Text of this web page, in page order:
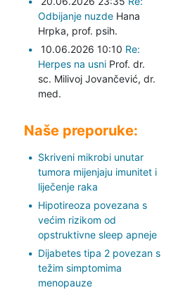
Odbijanje nuzde Hana
Hrpka, prof. psih.
10.06.2026 10:10 Re:
Herpes na usni Prof. dr.
sc. Milivoj Jovančević, dr.
med.
Naše preporuke:
Skriveni mikrobi unutar
tumora mijenjaju imunitet i
liječenje raka
Hipotireoza povezana s
većim rizikom od
opstruktivne sleep apneje
Dijabetes tipa 2 povezan s
težim simptomima
menopauze